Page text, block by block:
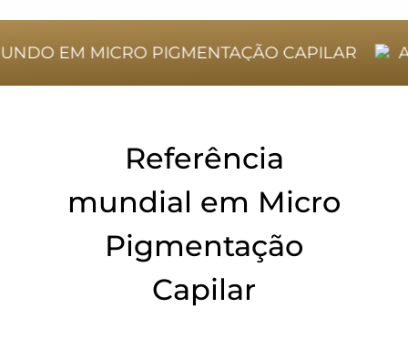
EM MICRO PIGMENTAÇÃO CAPILAR A
Referência
mundial em Micro
Pigmentação
Capilar